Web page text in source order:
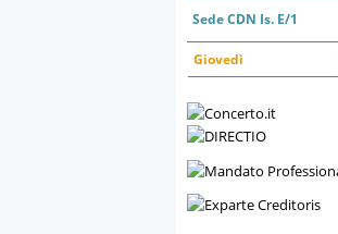
Sede CDN Is. E/1
Giovedì